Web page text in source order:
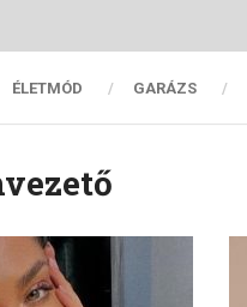
ÉLETMÓD GARÁZS